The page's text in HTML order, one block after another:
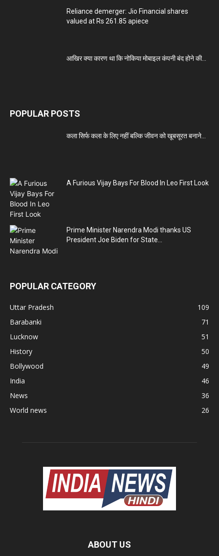
Reliance demerger: Jio Financial shares
valued at Rs 261.85 apiece
आखिर क्या कारण था कि नोकिया मोबाइल कंपनी बंद होने की...
POPULAR POSTS
कला सिर्फ कला के लिए नहीं बल्कि जीवन को खूबसूरत बनाने...
A Furious Vijay Bays For Blood In Leo First Look
Prime Minister Narendra Modi thanks US
President Joe Biden for State...
POPULAR CATEGORY
Uttar Pradesh
109
Barabanki
71
Lucknow
51
History
50
Bollywood
49
India
46
News
36
World news
26
ABOUT US